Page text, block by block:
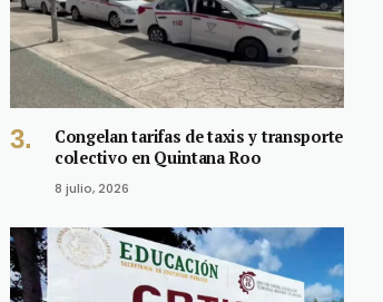
Congelan tarifas de taxis y transporte
colectivo en Quintana Roo
8 julio, 2026